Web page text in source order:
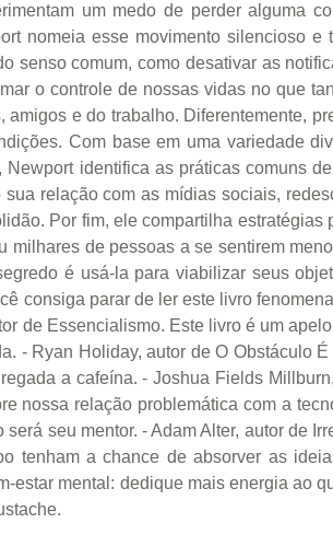
um medo de perder alguma
nomeia esse movimento silencioso e
senso comum, como desativar as
o controle de nossas vidas no que
e do trabalho. Diferentemente,
Com base em uma variedade
identifica as práticas comuns
relação com as mídias sociais,
Por fim, ele compartilha estratégias
de pessoas a se sentirem
é usá-la para viabilizar seus
consiga parar de ler este livro
de Essencialismo. Este livro é um
- Ryan Holiday, autor de O Obstáculo
a cafeína. - Joshua Fields
nossa relação problemática com a
seu mentor. - Adam Alter, autor de
tenham a chance de absorver as
estar mental: dedique mais energia ao